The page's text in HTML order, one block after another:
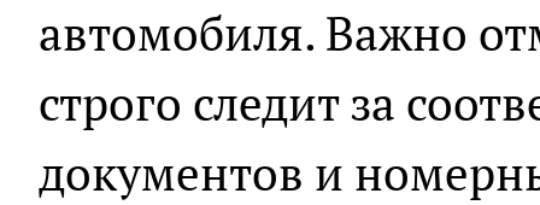
автомобиля. Важно
строго следит за
документов и